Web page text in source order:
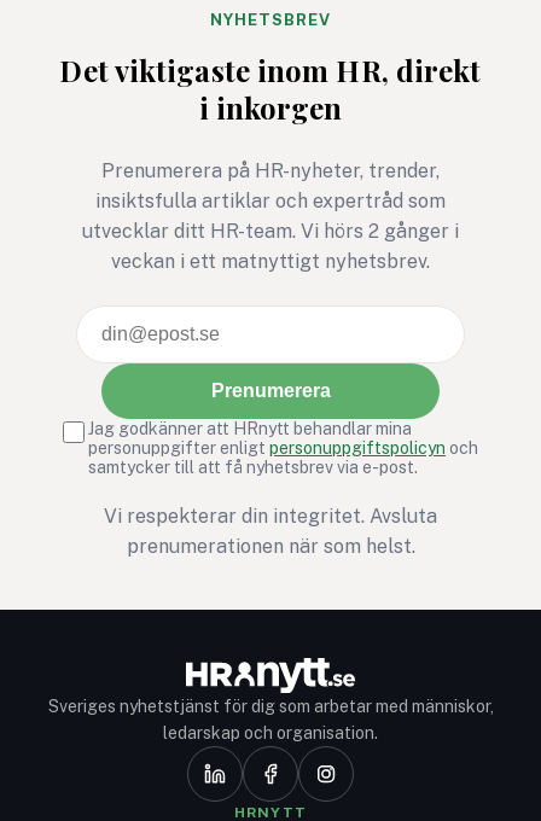
fem bästa tips för ett
säkrare sommarkontor.
NYHETSBREV
Det viktigaste inom HR, direkt
i inkorgen
Prenumerera på HR-nyheter, trender,
insiktsfulla artiklar och expertråd som
utvecklar ditt HR-team. Vi hörs 2 gånger i
veckan i ett matnyttigt nyhetsbrev.
Prenumerera
Jag godkänner att HRnytt behandlar mina
personuppgifter enligt personuppgiftspolicyn och
samtycker till att få nyhetsbrev via e-post.
Vi respekterar din integritet. Avsluta
prenumerationen när som helst.
Sveriges nyhetstjänst för dig som arbetar med människor,
ledarskap och organisation.
HRNYTT